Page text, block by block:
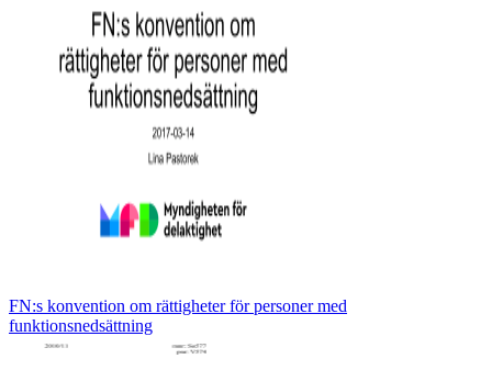
FN:s konvention om rättigheter för personer med
funktionsnedsättning